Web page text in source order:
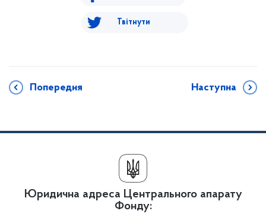
Твітнути
Попередня Наступна
Юридична адреса Центрального апарату
Фонду: